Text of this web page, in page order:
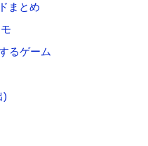
まとめ
るゲーム
)